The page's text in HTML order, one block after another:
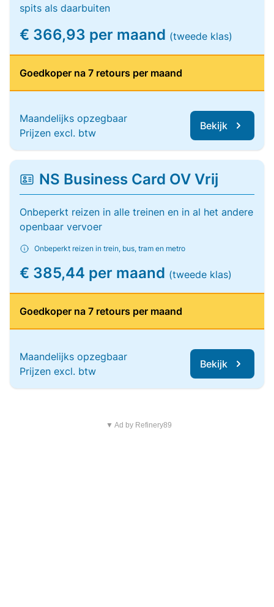
spits als daarbuiten
€ 366,93 per maand (tweede klas)
Goedkoper na 7 retours per maand
Maandelijks opzegbaar
Prijzen excl. btw
Bekijk
NS Business Card OV Vrij
Onbeperkt reizen in alle treinen en in al het andere
openbaar vervoer
Onbeperkt reizen in trein, bus, tram en metro
€ 385,44 per maand (tweede klas)
Goedkoper na 7 retours per maand
Maandelijks opzegbaar
Prijzen excl. btw
Bekijk
▼ Ad by Refinery89